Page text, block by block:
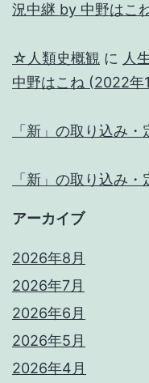
況中継 by 中野はこ
☆人類史概観 に 人
中野はこね (2022年
「新」の取り込み・
「新」の取り込み・
アーカイブ
2026年8月
2026年7月
2026年6月
2026年5月
2026年4月